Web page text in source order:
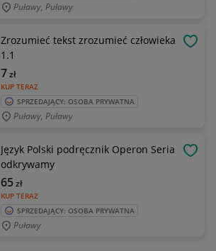
Puławy, Puławy
Zrozumieć tekst zrozumieć człowieka
1.1
KUP TERAZ
7zł
SPRZEDAJĄCY: OSOBA PRYWATNA
Puławy, Puławy
Język Polski podręcznik Operon Seria
odkrywamy
KUP TERAZ
65zł
SPRZEDAJĄCY: OSOBA PRYWATNA
Puławy